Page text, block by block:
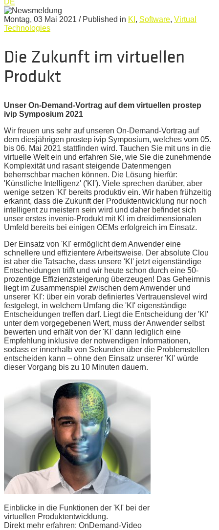
DE
Montag, 03 Mai 2021 / Published in KI , Software, Virtual
Technologies
Die Zukunft im virtuellen
Produkt
Unser On-Demand-Vortrag auf dem virtuellen prostep
ivip Symposium 2021
Wir freuen uns sehr auf unseren On-Demand-Vortrag auf
dem diesjährigen prostep ivip Symposium, welches vom 05.
bis 06. Mai 2021 stattfinden wird. Tauchen Sie mit uns in die
virtuelle Welt ein und erfahren Sie, wie Sie die zunehmende
Komplexität und rasant steigende Datenmengen
beherrschbar machen können. Die Lösung hierfür:
'Künstliche Intelligenz' ('KI'). Viele sprechen darüber, aber
wenige setzen 'KI' bereits produktiv ein. Wir haben frühzeitig
erkannt, dass die Zukunft der Produktentwicklung nur noch
intelligent zu meistern sein wird und daher befindet sich
unser erstes invenio-Produkt mit KI im dreidimensionalen
Umfeld bereits bei einigen OEMs erfolgreich im Einsatz.
Der Einsatz von 'KI' ermöglicht dem Anwender eine
schnellere und effizientere Arbeitsweise. Der absolute Clou
ist aber die Tatsache, dass unsere 'KI' jetzt eigenständige
Entscheidungen trifft und wir heute schon durch eine 50-
prozentige Effizienzsteigerung überzeugen! Das Geheimnis
liegt im Zusammenspiel zwischen dem Anwender und
unserer 'KI': über ein vorab definiertes Vertrauenslevel wird
festgelegt, in welchem Umfang die 'KI' eigenständige
Entscheidungen treffen darf. Liegt die Entscheidung der 'KI'
unter dem vorgegebenen Wert, muss der Anwender selbst
bewerten und erhält von der 'KI' dann lediglich eine
Empfehlung inklusive der notwendigen Informationen,
sodass er innerhalb von Sekunden über die Problemstellen
entscheiden kann – ohne den Einsatz unserer 'KI' würde
dieser Vorgang bis zu 10 Minuten dauern.
Einblicke in die Funktionen der 'KI' bei der
virtuellen Produktentwicklung.
Direkt mehr erfahren: OnDemand-Video